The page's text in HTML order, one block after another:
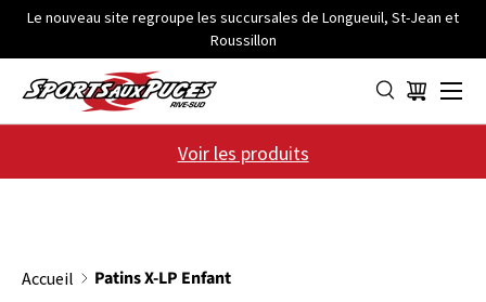
ALLER AU CONTENU
Le nouveau site regroupe les succursales de Longueuil, St-Jean et
Roussillon
Panier
Menu
Voir les produits
Accueil Patins X-LP Enfant